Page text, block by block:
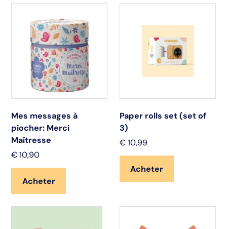
Mes messages à
piocher: Merci
Maîtresse
€ 10,90
Acheter
Paper rolls set (set of
3)
€ 10,99
Acheter